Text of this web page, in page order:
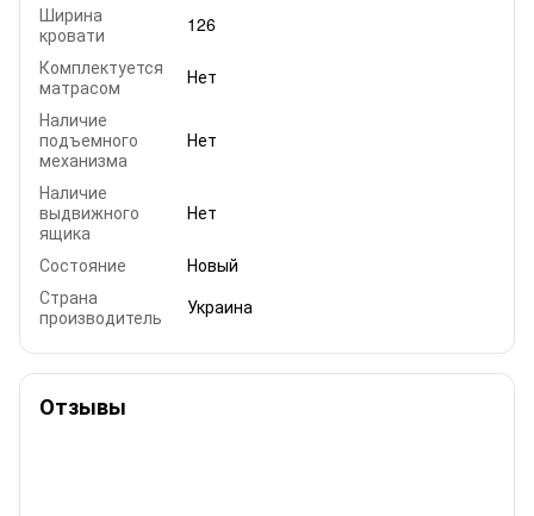
Ширина
кровати
126
Комплектуется
матрасом
Нет
Наличие
подъемного
механизма
Нет
Наличие
выдвижного
ящика
Нет
Состояние
Новый
Страна
производитель
Украина
Отзывы